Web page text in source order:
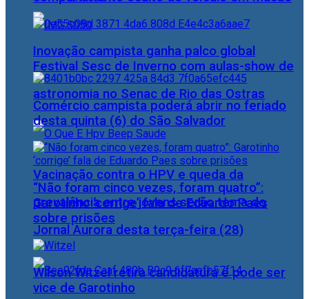
Festival Sesc de Inverno com aulas-show de
astronomia no Senac de Rio das Ostras
Vacinação contra o HPV e queda da
prevalência entre jovens serão tema do
Jornal Aurora desta terça-feira (28)
Inovação campista ganha palco global
Comércio campista poderá abrir no feriado
desta quinta (6) do São Salvador
“Não foram cinco vezes, foram quatro”:
Garotinho ‘corrige’ fala de Eduardo Paes
sobre prisões
Wilson Witzel retira candidatura e pode ser
vice de Garotinho